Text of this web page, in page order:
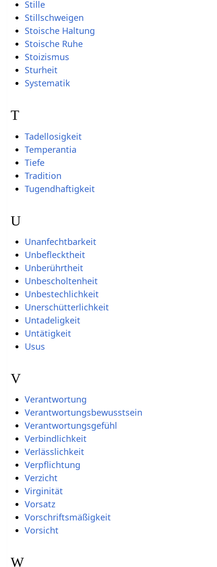
Stille
Stillschweigen
Stoische Haltung
Stoische Ruhe
Stoizismus
Sturheit
Systematik
T
Tadellosigkeit
Temperantia
Tiefe
Tradition
Tugendhaftigkeit
U
Unanfechtbarkeit
Unbeflecktheit
Unberührtheit
Unbescholtenheit
Unbestechlichkeit
Unerschütterlichkeit
Untadeligkeit
Untätigkeit
Usus
V
Verantwortung
Verantwortungsbewusstsein
Verantwortungsgefühl
Verbindlichkeit
Verlässlichkeit
Verpflichtung
Verzicht
Virginität
Vorsatz
Vorschriftsmäßigkeit
Vorsicht
W